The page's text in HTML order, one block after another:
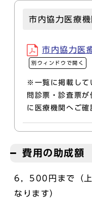
市内協力医療
市内協力医
別ウィンドウで開く
※一覧に掲載して
問診票・診査票
に医療機関へご確
費用の助成額
6，500円まで（上
なります）